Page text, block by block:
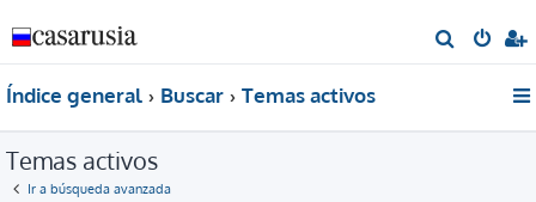
u
Índice general Buscar Temas activos
Temas activos
Ir a búsqueda avanzada